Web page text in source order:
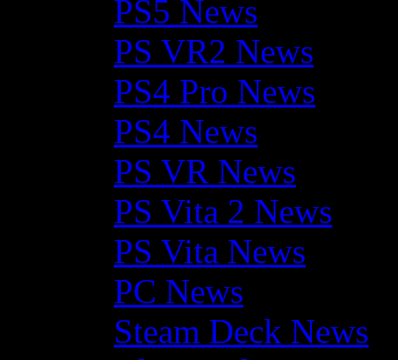
PS5 News
PS VR2 News
PS4 Pro News
PS4 News
PS VR News
PS Vita 2 News
PS Vita News
PC News
Steam Deck News